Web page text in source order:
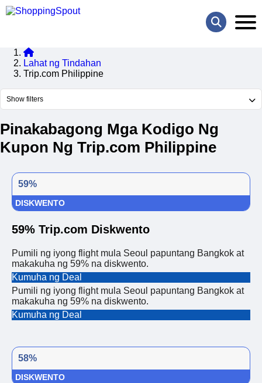
Lahat ng Tindahan
Trip.com Philippine
Show filters
Pinakabagong Mga Kodigo Ng
Kupon Ng Trip.com Philippine
59%
DISKWENTO
59% Trip.com Diskwento
Pumili ng iyong flight mula Seoul papuntang Bangkok at
makakuha ng 59% na diskwento.
Kumuha ng Deal
Pumili ng iyong flight mula Seoul papuntang Bangkok at
makakuha ng 59% na diskwento.
Kumuha ng Deal
58%
DISKWENTO